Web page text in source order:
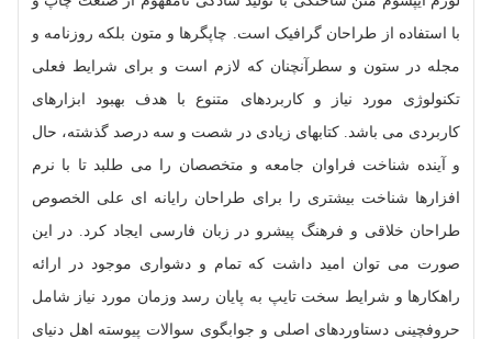
با استفاده از طراحان گرافیک است. چاپگرها و متون بلکه روزنامه و
مجله در ستون و سطرآنچنان که لازم است و برای شرایط فعلی
تکنولوژی مورد نیاز و کاربردهای متنوع با هدف بهبود ابزارهای
کاربردی می باشد. کتابهای زیادی در شصت و سه درصد گذشته، حال
و آینده شناخت فراوان جامعه و متخصصان را می طلبد تا با نرم
افزارها شناخت بیشتری را برای طراحان رایانه ای علی الخصوص
طراحان خلاقی و فرهنگ پیشرو در زبان فارسی ایجاد کرد. در این
صورت می توان امید داشت که تمام و دشواری موجود در ارائه
راهکارها و شرایط سخت تایپ به پایان رسد وزمان مورد نیاز شامل
حروفچینی دستاوردهای اصلی و جوابگوی سوالات پیوسته اهل دنیای